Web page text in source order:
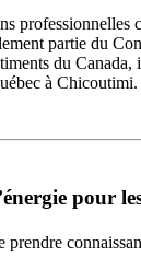
partie du
du
à
pour